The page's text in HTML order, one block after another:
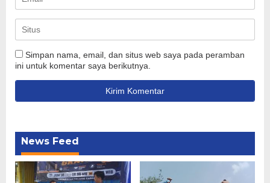
Simpan nama, email, dan situs web saya pada peramban
ini untuk komentar saya berikutnya.
News Feed